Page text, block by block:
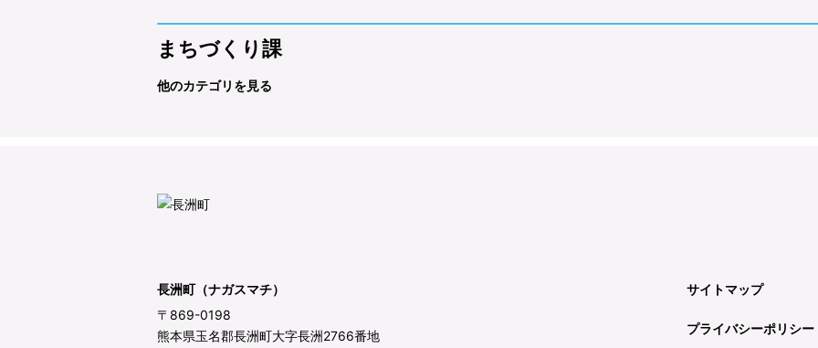
まちづくり課
他のカテゴリを見る
長洲町（ナガスマチ）
〒869-0198
熊本県玉名郡長洲町大字長洲2766番地
サイトマップ
プライバシーポリシー